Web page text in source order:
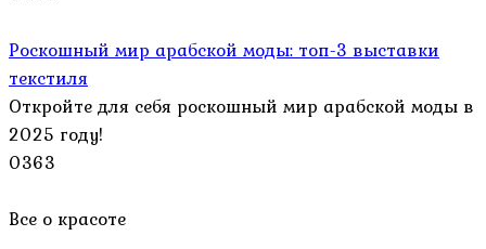
Роскошный мир арабской моды: топ-3 выставки
текстиля
Откройте для себя роскошный мир арабской моды в
2025 году!
0363
Все о красоте